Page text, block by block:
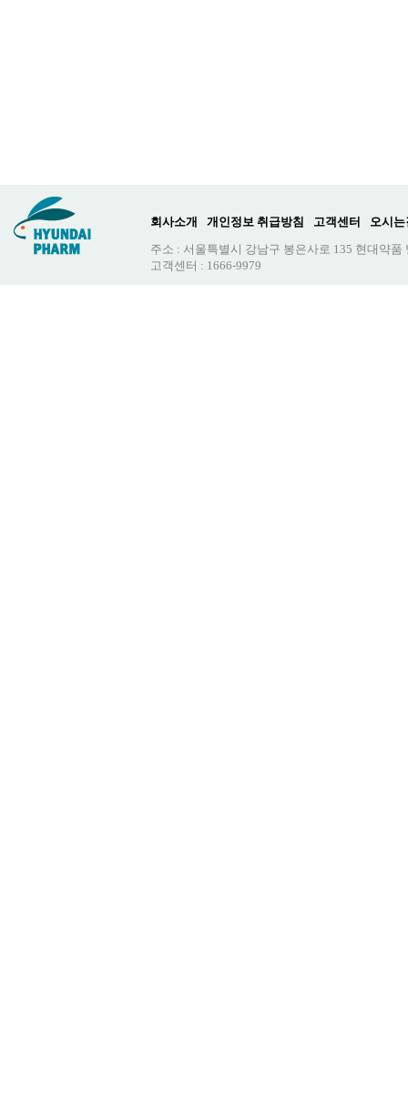
회사소개 개인정보 취급방침 고객센터
오시는
주소 : 서울특별시 강남구 봉은사로 135 현대약품
고객센터 : 1666-9979